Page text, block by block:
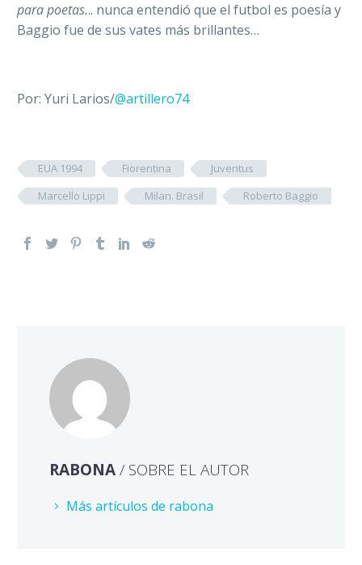
para poetas... nunca entendió que el futbol es poesía y
Baggio fue de sus vates más brillantes…
Por: Yuri Larios/@artillero74
EUA 1994 Fiorentina
Juventus
Marcello Lippi
Milan. Brasil Roberto Baggio
RABONA/ SOBRE EL AUTOR
Más artículos de rabona